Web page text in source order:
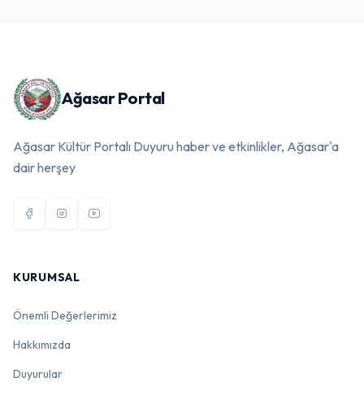
Ağasar Portal
Ağasar Kültür Portalı Duyuru haber ve etkinlikler, Ağasar'a
dair herşey
KURUMSAL
Önemli Değerlerimiz
Hakkımızda
Duyurular